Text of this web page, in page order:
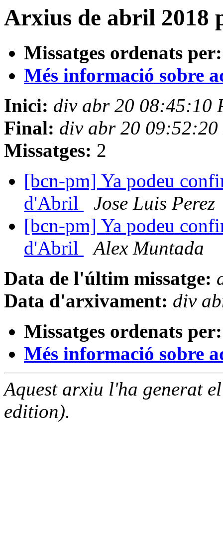
Arxius de abril 2018
Missatges ordenats per:
Més informació sobre
Inici: div abr 20 08:45:10
Final: div abr 20 09:52:20
Missatges: 2
[bcn-pm] Ya podeu
d'Abril
Jose Luis Perez
[bcn-pm] Ya podeu
d'Abril
Alex Muntada
Data de l'últim missatge:
Data d'arxivament: div
Missatges ordenats per:
Més informació sobre
Aquest arxiu l'ha generat
edition).